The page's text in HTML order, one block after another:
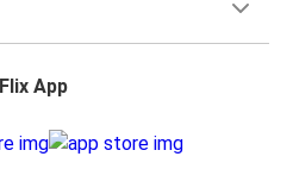
Flix App